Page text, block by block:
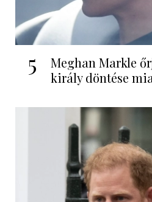
5
Meghan Markle
király döntése